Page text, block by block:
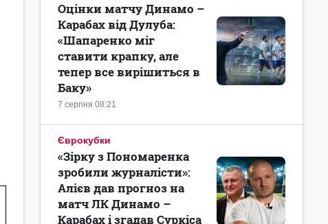
7 серпня 08:21
Оцінки матчу Динамо –
Карабах від Дулуба:
«Шапаренко міг
ставити крапку, але
тепер все вирішиться в
Баку»
Єврокубки
«Зірку з Пономаренка
зробили журналісти»:
Алієв дав прогноз на
матч ЛК Динамо –
Карабах і згадав Суркіса